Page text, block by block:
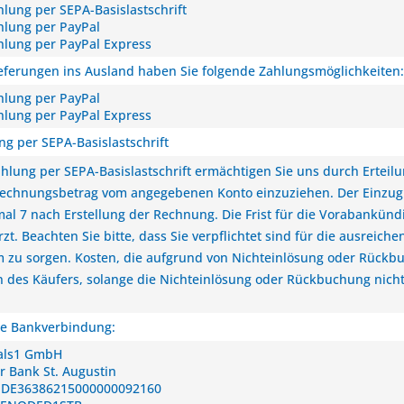
per SEPA-Basislastschrift
per PayPal
per PayPal Express
ins Ausland haben Sie folgende Zahlungsmöglichkeiten:
per PayPal
per PayPal Express
per SEPA-Basislastschrift
per SEPA-Basislastschrift ermächtigen Sie uns durch
vom angegebenen Konto einzuziehen. Der
7 nach Erstellung der Rechnung. Die Frist für die
Beachten Sie bitte, dass Sie verpflichtet sind für die
zu sorgen. Kosten, die aufgrund von Nichteinlösung oder
des Käufers, solange die Nichteinlösung oder Rückbuchung
Bankverbindung:
GmbH
Bank St. Augustin